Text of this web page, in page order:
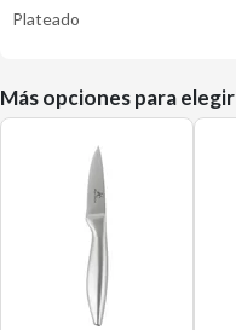
Plateado
Más opciones para elegir